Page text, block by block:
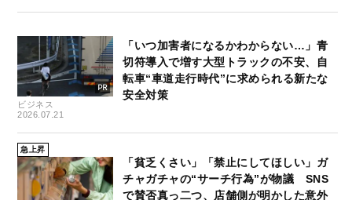
ビジネス
2026.07.21
「いつ加害者になるかわからない…」青
切符導入で増す大型トラックの不安、自
転車“車道走行時代”に求められる新たな
安全対策
急上昇
「貧乏くさい」「禁止にしてほしい」ガ
チャガチャの“サーチ行為”が物議 SNS
で賛否真っ二つ、店舗側が明かした意外